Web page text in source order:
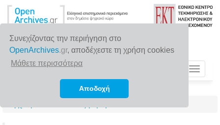
Συνεχίζοντας την περιήγηση στο
OpenArchives.gr, αποδέχεστε τη χρήση cookies
Μάθετε περισσότερα
Αποδοχή
Toggle